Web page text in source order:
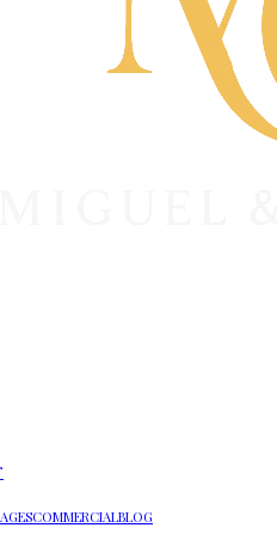
COMMERCIALBLOG